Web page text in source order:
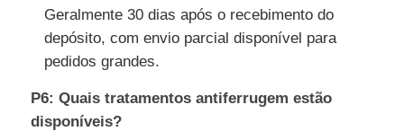
Geralmente 30 dias após o recebimento do
depósito, com envio parcial disponível para
pedidos grandes.
P6: Quais tratamentos antiferrugem estão
disponíveis?